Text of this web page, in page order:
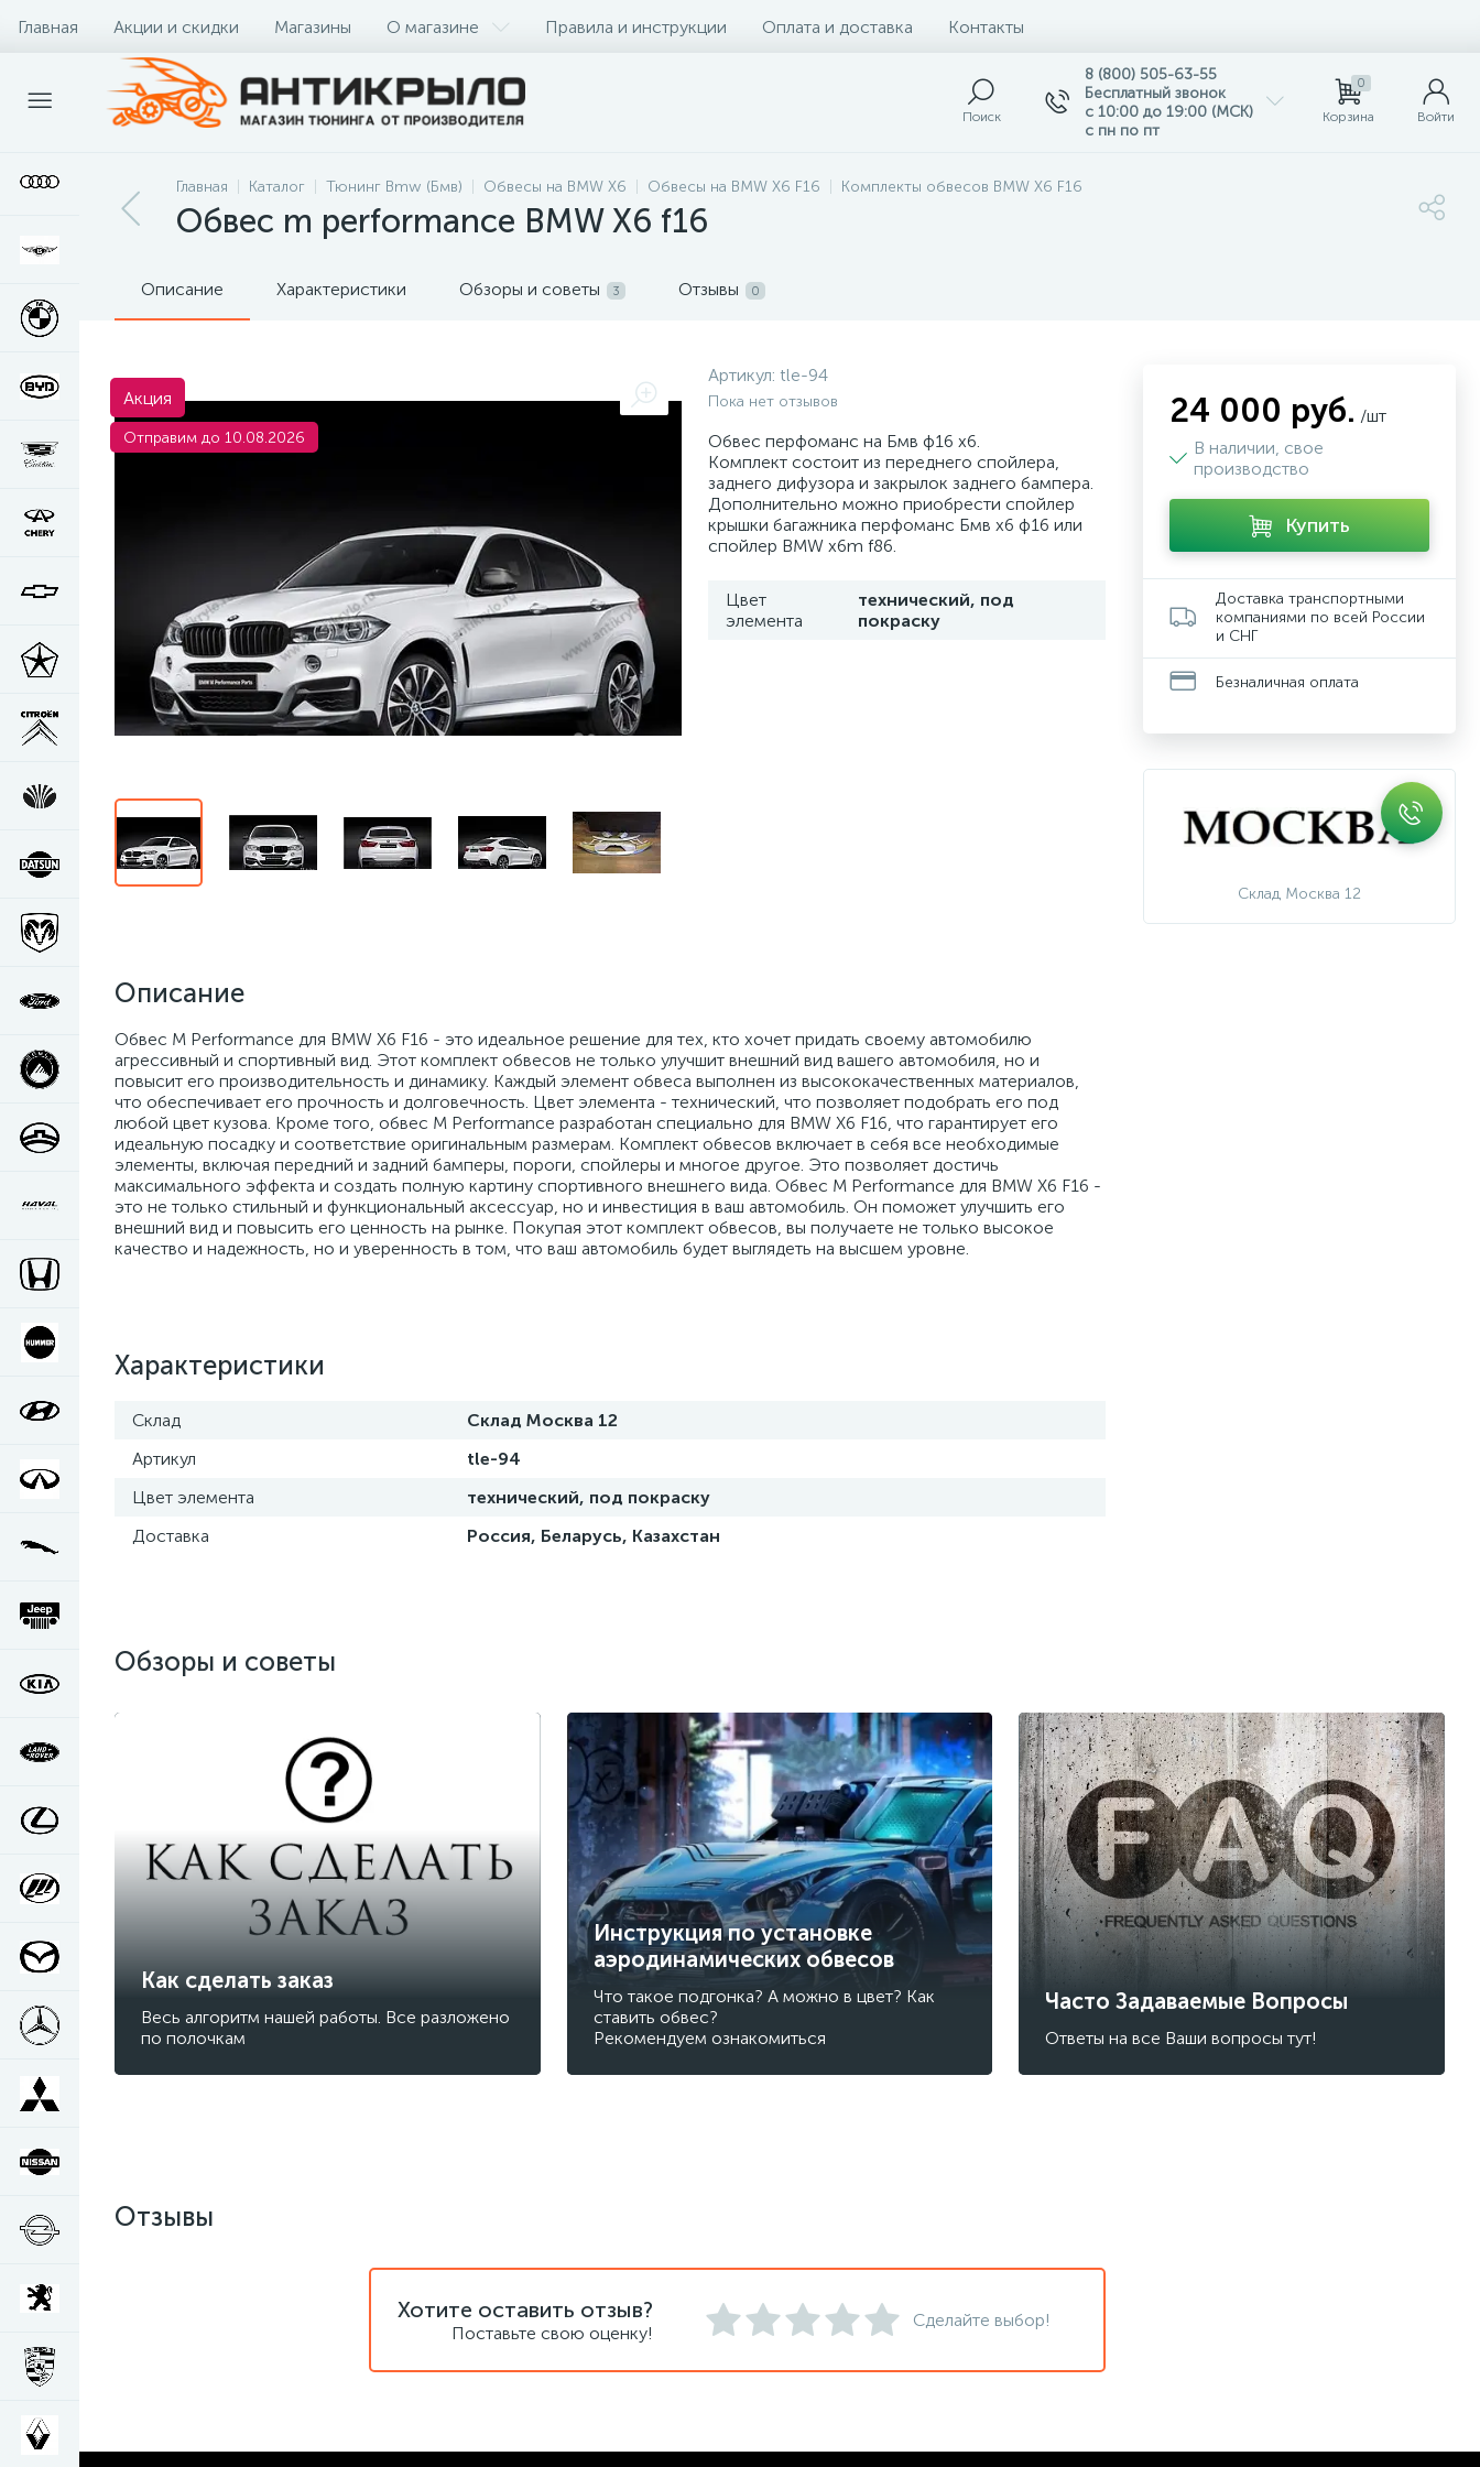
Главная Акции и скидки Магазины О магазине Правила и инструкции Оплата и доставка Контакты
Поиск
8 (800) 505-63-55
Бесплатный звонок
с 10:00 до 19:00 (МСК)
с пн по пт
0
Корзина Войти
Главная Каталог Тюнинг Bmw (Бмв) Обвесы на BMW X6 Обвесы на BMW X6 F16 Комплекты обвесов BMW X6 F16
Обвес m performance BMW X6 f16
Описание Характеристики Обзоры и советы 3 Отзывы 0
Акция
Отправим до 10.08.2026
Артикул: tle-94
Пока нет отзывов
Обвес перфоманс на Бмв ф16 х6.
Комплект состоит из переднего спойлера,
заднего дифузора и закрылок заднего бампера.
Дополнительно можно приобрести спойлер
крышки багажника перфоманс Бмв х6 ф16 или
спойлер BMW x6m f86.
Цвет
элемента
технический, под
покраску
Описание
Обвес M Performance для BMW X6 F16 - это идеальное решение для тех, кто хочет придать своему автомобилю
агрессивный и спортивный вид. Этот комплект обвесов не только улучшит внешний вид вашего автомобиля, но и
повысит его производительность и динамику. Каждый элемент обвеса выполнен из высококачественных материалов,
что обеспечивает его прочность и долговечность. Цвет элемента - технический, что позволяет подобрать его под
любой цвет кузова. Кроме того, обвес M Performance разработан специально для BMW X6 F16, что гарантирует его
идеальную посадку и соответствие оригинальным размерам. Комплект обвесов включает в себя все необходимые
элементы, включая передний и задний бамперы, пороги, спойлеры и многое другое. Это позволяет достичь
максимального эффекта и создать полную картину спортивного внешнего вида. Обвес M Performance для BMW X6 F16 -
это не только стильный и функциональный аксессуар, но и инвестиция в ваш автомобиль. Он поможет улучшить его
внешний вид и повысить его ценность на рынке. Покупая этот комплект обвесов, вы получаете не только высокое
качество и надежность, но и уверенность в том, что ваш автомобиль будет выглядеть на высшем уровне.
Характеристики
Склад
Склад Москва 12
Артикул
tle-94
Цвет элемента
технический, под покраску
Доставка
Россия, Беларусь, Казахстан
24 000 руб. /шт
В наличии, свое
производство
Купить
Доставка транспортными
компаниями по всей России
и СНГ
Безналичная оплата
Склад Москва 12
Обзоры и советы
Как сделать заказ
Весь алгоритм нашей работы. Все разложено
по полочкам
Инструкция по установке
аэродинамических обвесов
Что такое подгонка? А можно в цвет? Как
ставить обвес?
Рекомендуем ознакомиться
Часто Задаваемые Вопросы
Ответы на все Ваши вопросы тут!
Отзывы
Хотите оставить отзыв?
Поставьте свою оценку!
Сделайте выбор!